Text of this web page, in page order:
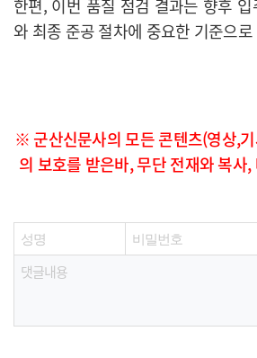
한편, 이번 품질 점검 결과는 향후
와 최종 준공 절차에 중요한 기준으
※ 군산신문사의 모든 콘텐츠(영상,
의 보호를 받은바, 무단 전재와 복사